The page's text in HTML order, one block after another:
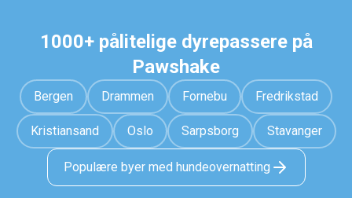
1000+ pålitelige dyrepassere på
Pawshake
Bergen Drammen Fornebu Fredrikstad
Kristiansand Oslo Sarpsborg Stavanger
Populære byer med hundeovernatting